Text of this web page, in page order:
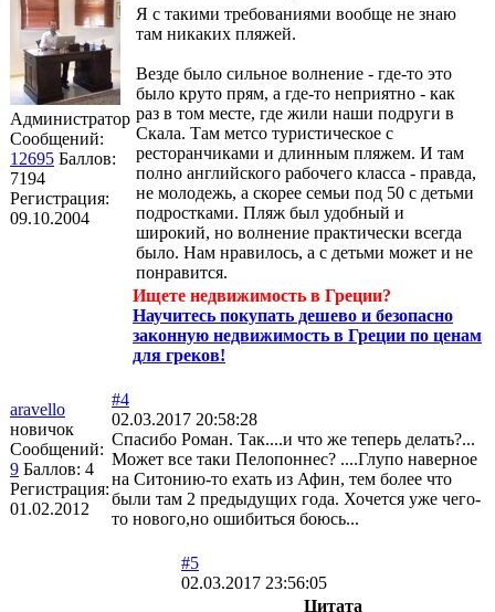
Администратор
Сообщений:
12695 Баллов:
7194
Регистрация:
09.10.2004
Я с такими требованиями вообще не знаю
там никаких пляжей.
Везде было сильное волнение - где-то это
было круто прям, а где-то неприятно - как
раз в том месте, где жили наши подруги в
Скала. Там метсо туристическое с
ресторанчиками и длинным пляжем. И там
полно английского рабочего класса - правда,
не молодежь, а скорее семьи под 50 с детьми
подростками. Пляж был удобный и
широкий, но волнение практически всегда
было. Нам нравилось, а с детьми может и не
понравится.
Ищете недвижимость в Греции?
Научитесь покупать дешево и безопасно
законную недвижимость в Греции по ценам
для греков!
aravello
новичок
Сообщений:
9 Баллов: 4
Регистрация:
01.02.2012
#4
02.03.2017 20:58:28
Спасибо Роман. Так....и что же теперь делать?...
Может все таки Пелопоннес? ....Глупо наверное
на Ситонию-то ехать из Афин, тем более что
были там 2 предыдущих года. Хочется уже чего-
то нового,но ошибиться боюсь...
#5
02.03.2017 23:56:05
Цитата